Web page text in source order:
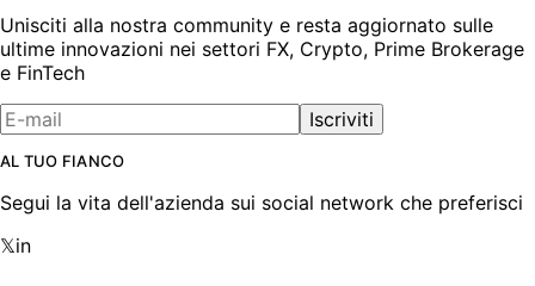
Unisciti alla nostra community e resta aggiornato sulle
ultime innovazioni nei settori FX, Crypto, Prime Brokerage
e FinTech
Iscriviti
AL TUO FIANCO
Segui la vita dell'azienda sui social network che preferisci
𝕏in